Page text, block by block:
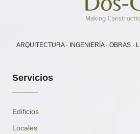
ARQUITECTURA · INGENIERÍA · OBRAS ·
Servicios
Edificios
Locales